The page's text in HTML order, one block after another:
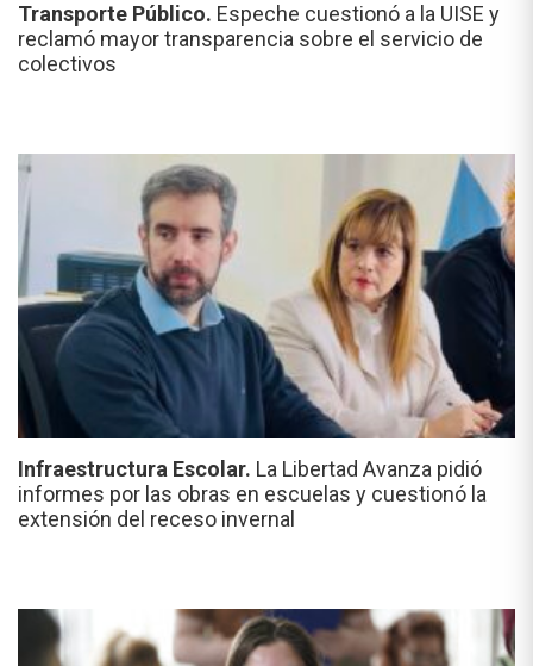
Transporte Público. Espeche cuestionó a la UISE y
reclamó mayor transparencia sobre el servicio de
colectivos
Infraestructura Escolar. La Libertad Avanza pidió
informes por las obras en escuelas y cuestionó la
extensión del receso invernal